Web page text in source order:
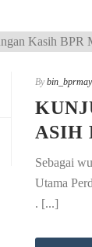
By
ASIH
Sebagai
Utama
. [...]